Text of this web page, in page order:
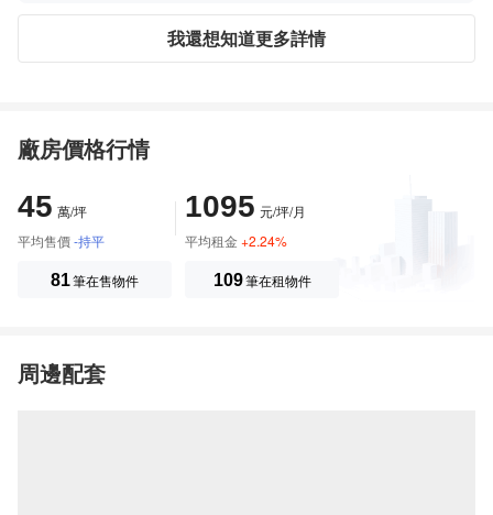
我還想知道更多詳情
廠房價格行情
45 萬/坪
平均售價-持平
81筆在售物件
1095 元/坪/月
平均租金 +2.24%
109筆在租物件
周邊配套